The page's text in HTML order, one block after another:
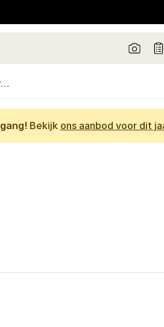
Bekijk ons aanbod voor dit